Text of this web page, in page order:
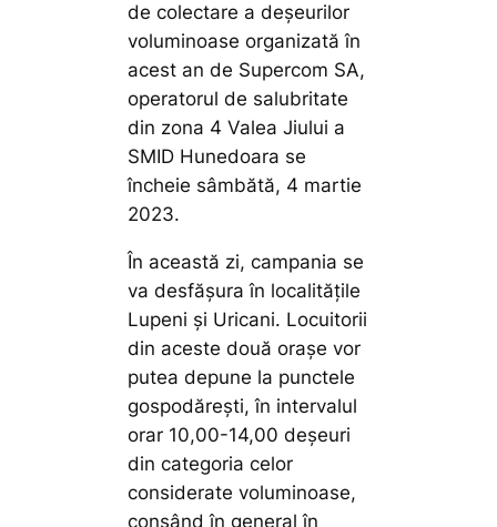
de colectare a deșeurilor
voluminoase organizată în
acest an de Supercom SA,
operatorul de salubritate
din zona 4 Valea Jiului a
SMID Hunedoara se
încheie sâmbătă, 4 martie
2023.
În această zi, campania se
va desfășura în localitățile
Lupeni și Uricani. Locuitorii
din aceste două orașe vor
putea depune la punctele
gospodărești, în intervalul
orar 10,00-14,00 deșeuri
din categoria celor
considerate voluminoase,
consând în general în